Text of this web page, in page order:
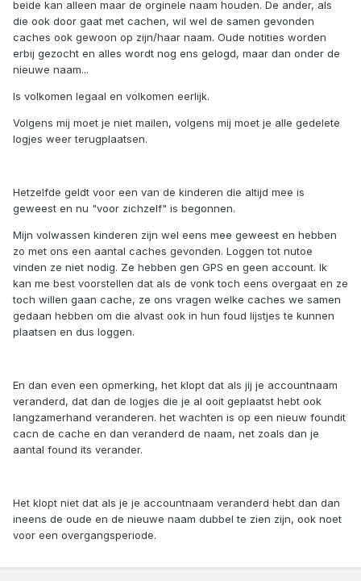
beide kan alleen maar de orginele naam houden. De ander, als
die ook door gaat met cachen, wil wel de samen gevonden
caches ook gewoon op zijn/haar naam. Oude notities worden
erbij gezocht en alles wordt nog ens gelogd, maar dan onder de
nieuwe naam...
Is volkomen legaal en volkomen eerlijk.
Volgens mij moet je niet mailen, volgens mij moet je alle gedelete
logjes weer terugplaatsen.
Hetzelfde geldt voor een van de kinderen die altijd mee is
geweest en nu "voor zichzelf" is begonnen.
Mijn volwassen kinderen zijn wel eens mee geweest en hebben
zo met ons een aantal caches gevonden. Loggen tot nutoe
vinden ze niet nodig. Ze hebben gen GPS en geen account. Ik
kan me best voorstellen dat als de vonk toch eens overgaat en ze
toch willen gaan cache, ze ons vragen welke caches we samen
gedaan hebben om die alvast ook in hun foud lijstjes te kunnen
plaatsen en dus loggen.
En dan even een opmerking, het klopt dat als jij je accountnaam
veranderd, dat dan de logjes die je al ooit geplaatst hebt ook
langzamerhand veranderen. het wachten is op een nieuw foundit
cacn de cache en dan veranderd de naam, net zoals dan je
aantal found its verander.
Het klopt niet dat als je je accountnaam veranderd hebt dan dan
ineens de oude en de nieuwe naam dubbel te zien zijn, ook noet
voor een overgangsperiode.